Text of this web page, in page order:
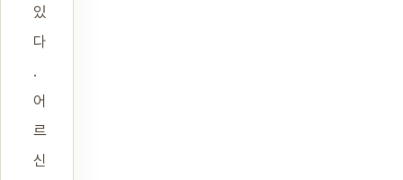
있
다
.
어
르
신